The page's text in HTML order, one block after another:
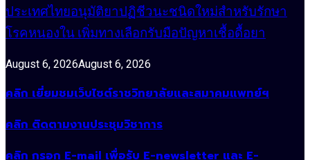
ประเทศไทยอนุมัติยาปฏิชีวนะชนิดใหม่สำหรับรักษา
โรคหนองใน เพิ่มทางเลือกรับมือปัญหาเชื้อดื้อยา
August 6, 2026August 6, 2026
คลิก เยี่ยมชมเว็บไซต์ราชวิทยาลัยและสมาคมแพทย์ฯ
คลิก ติดตามงานประชุมวิชาการ
คลิก กรอก E-mail เพื่อรับ E-newsletter และ E-